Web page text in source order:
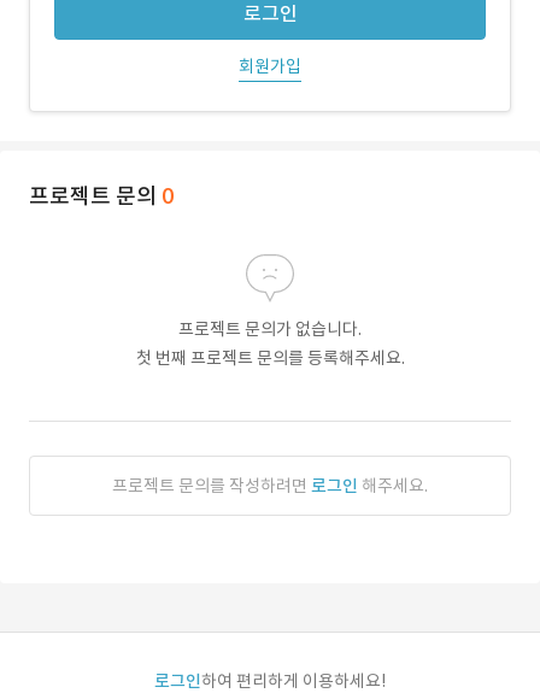
로그인
회원가입
프로젝트 문의 0
프로젝트 문의가 없습니다.
첫 번째 프로젝트 문의를 등록해주세요.
프로젝트 문의를 작성하려면 로그인 해주세요.
로그인하여 편리하게 이용하세요!